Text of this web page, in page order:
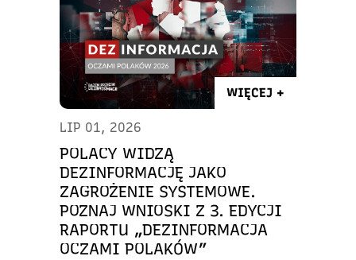
WIĘCEJ +
LIP 01, 2026
POLACY WIDZĄ
DEZINFORMACJĘ JAKO
ZAGROŻENIE SYSTEMOWE.
POZNAJ WNIOSKI Z 3. EDYCJI
RAPORTU „DEZINFORMACJA
OCZAMI POLAKÓW”